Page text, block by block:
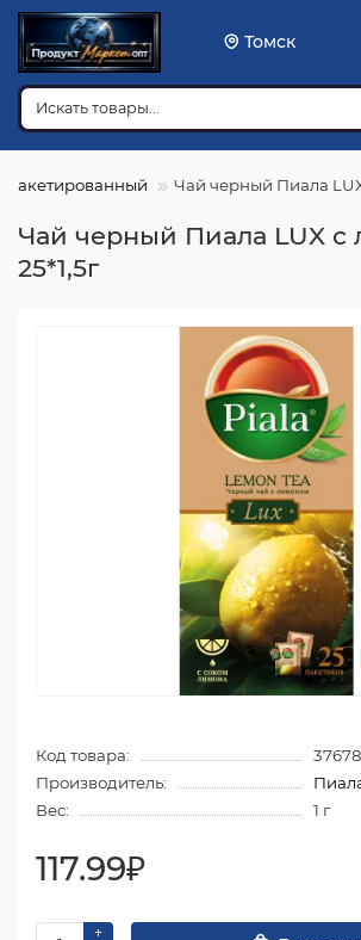
Томск
пакетированный Чай черный Пиала
Чай черный Пиала LUX с
25*1,5г
Код товара:
37678
Производитель:
Вес:
1 г
117.99₽